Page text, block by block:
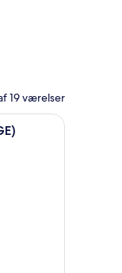
14 - aug. 16
19 værelser
med pool, liggestole